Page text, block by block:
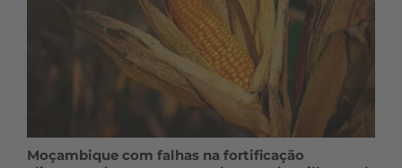
Moçambique com falhas na fortificação